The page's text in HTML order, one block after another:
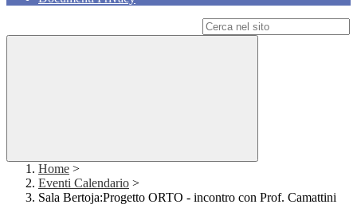
Home >
Eventi Calendario >
Sala Bertoja:Progetto ORTO - incontro con Prof. Camattini